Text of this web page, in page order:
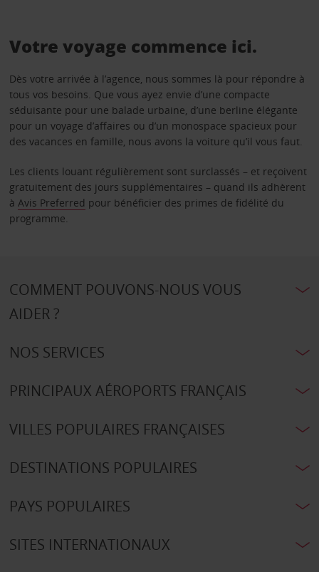
Votre voyage commence ici.
Dès votre arrivée à l’agence, nous sommes là pour répondre à
tous vos besoins. Que vous ayez envie d’une compacte
séduisante pour une balade urbaine, d’une berline élégante
pour un voyage d’affaires ou d’un monospace spacieux pour
des vacances en famille, nous avons la voiture qu’il vous faut.
Les clients louant régulièrement sont surclassés – et reçoivent
gratuitement des jours supplémentaires – quand ils adhèrent
à Avis Preferred pour bénéficier des primes de fidélité du
programme.
COMMENT POUVONS-NOUS VOUS
AIDER ?
NOS SERVICES
PRINCIPAUX AÉROPORTS FRANÇAIS
VILLES POPULAIRES FRANÇAISES
DESTINATIONS POPULAIRES
PAYS POPULAIRES
SITES INTERNATIONAUX